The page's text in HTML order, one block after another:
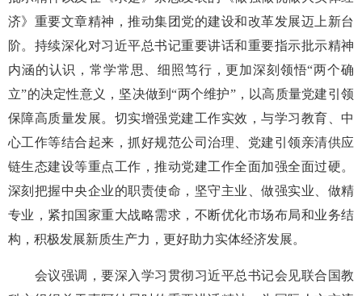
济》重要文章精神，推动集团党的建设和改革发展迈上新台
阶。持续深化对习近平总书记重要讲话和重要指示批示精神
内涵的认识，常学常思、细照笃行，更加深刻领悟“两个确
立”的决定性意义，坚决做到“两个维护”，以高质量党建引领
保障高质量发展。切实增强党建工作实效，与学习教育、中
心工作等结合起来，抓好规范公司治理、党建引领亲清供应
链生态建设等重点工作，推动党建工作全面加强全面过硬。
深刻把握中央企业的职责使命，坚守主业、做强实业、做精
专业，紧扣国家重大战略需求，不断优化市场布局和业务结
构，积极发展新质生产力，更好助力实体经济发展。
会议强调，要深入学习贯彻习近平总书记会见联合国教